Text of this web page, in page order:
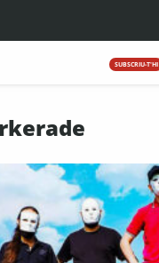
SUBSCRIU-T'HI